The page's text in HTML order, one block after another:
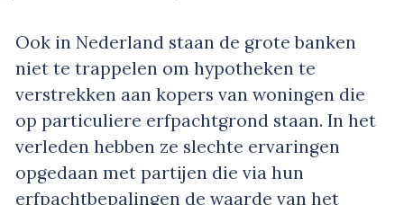
Ook in Nederland staan de grote banken
niet te trappelen om hypotheken te
verstrekken aan kopers van woningen die
op particuliere erfpachtgrond staan. In het
verleden hebben ze slechte ervaringen
opgedaan met partijen die via hun
erfpachtbepalingen de waarde van het